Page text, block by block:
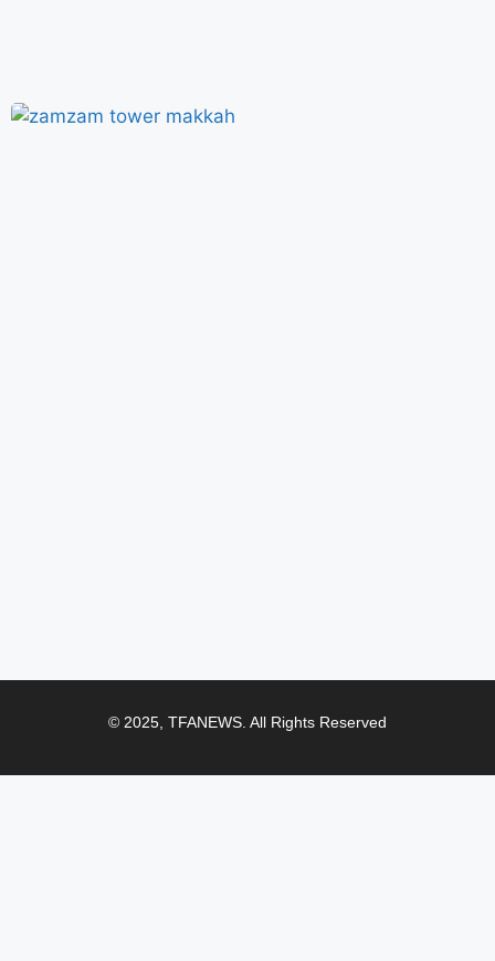
© 2025, TFANEWS. All Rights Reserved